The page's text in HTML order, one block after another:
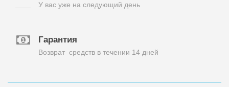
У вас уже на следующий день
Гарантия
Возврат средств в течении 14 дней